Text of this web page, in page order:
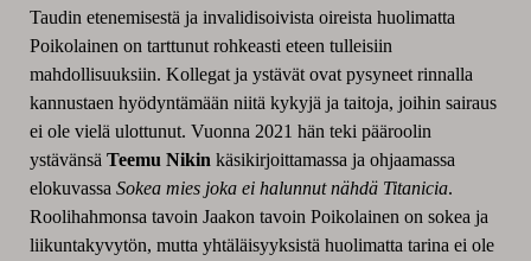
Taudin etenemisestä ja invalidisoivista oireista huolimatta
Poikolainen on tarttunut rohkeasti eteen tulleisiin
mahdollisuuksiin. Kollegat ja ystävät ovat pysyneet rinnalla
kannustaen hyödyntämään niitä kykyjä ja taitoja, joihin sairaus
ei ole vielä ulottunut. Vuonna 2021 hän teki pääroolin
ystävänsä Teemu Nikin käsikirjoittamassa ja ohjaamassa
elokuvassa Sokea mies joka ei halunnut nähdä Titanicia.
Roolihahmonsa tavoin Jaakon tavoin Poikolainen on sokea ja
liikuntakyvytön, mutta yhtäläisyyksistä huolimatta tarina ei ole